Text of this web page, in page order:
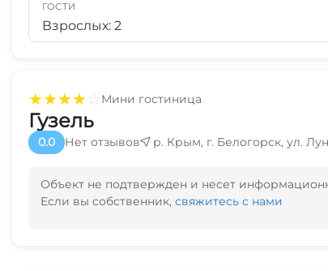
★★★★☆Мини гостиница
Гузель
0.0 Нет отзывов р. Крым, г. Белогорск, ул.
Объект не подтвержден и несет
Если вы собственник, свяжитесь с нами
ГОСТИ
Взрослых: 2